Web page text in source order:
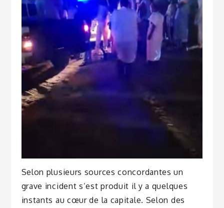
Selon plusieurs sources concordantes un
grave incident s’est produit il y a quelques
instants au cœur de la capitale. Selon des